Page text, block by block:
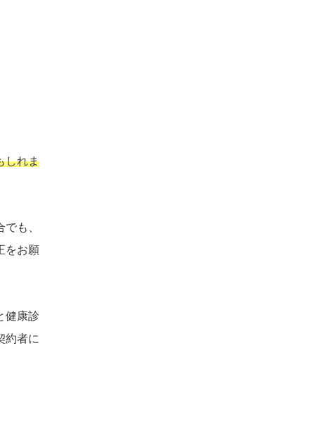
しれま
も、
をお願
健康診
約者に